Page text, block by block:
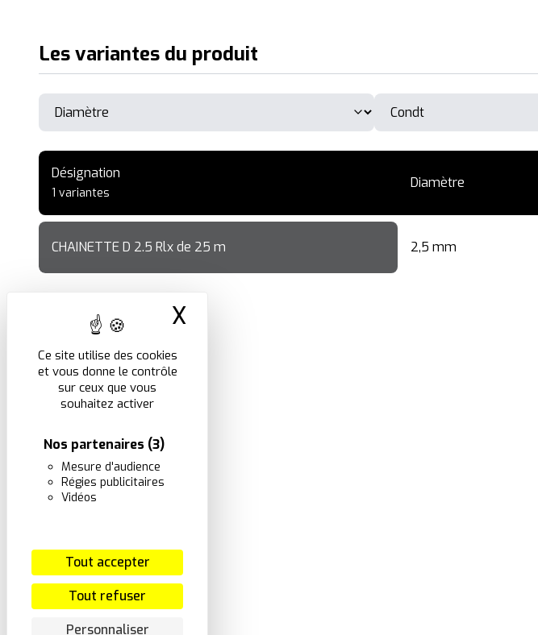
Ce site utilise des cookies
et vous donne le contrôle
sur ceux que vous
souhaitez activer
Nos partenaires (3)
Mesure d'audience
Régies publicitaires
Vidéos
Tout accepter
Tout refuser
Personnaliser
X
Les variantes du produit
Désignation
1 variantes
Diamètre
CHAINETTE D 2.5 Rlx de 25 m 2,5 mm